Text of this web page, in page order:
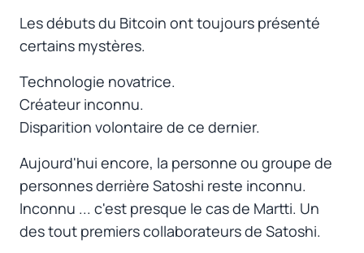
Les débuts du Bitcoin ont toujours présenté
certains mystères.
Technologie novatrice.
Créateur inconnu.
Disparition volontaire de ce dernier.
Aujourd'hui encore, la personne ou groupe de
personnes derrière Satoshi reste inconnu.
Inconnu ... c'est presque le cas de Martti. Un
des tout premiers collaborateurs de Satoshi.